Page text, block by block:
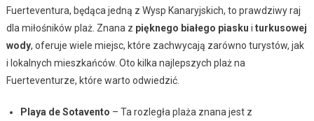
Fuerteventura, będąca jedną z Wysp Kanaryjskich, to prawdziwy raj
dla miłośników plaż. Znana z pięknego białego piasku i turkusowej
wody, oferuje wiele miejsc, które zachwycają zarówno turystów, jak
i lokalnych mieszkańców. Oto kilka najlepszych plaż na
Fuerteventurze, które warto odwiedzić.
Playa de Sotavento – Ta rozległa plaża znana jest z